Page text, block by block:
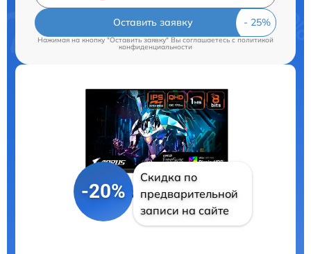
Оставить заявку
Нажимая на кнопку "Оставить заявку" Вы соглашаетесь c политикой
конфиденциальности
-20%
Скидка по
предварительной
записи на сайте